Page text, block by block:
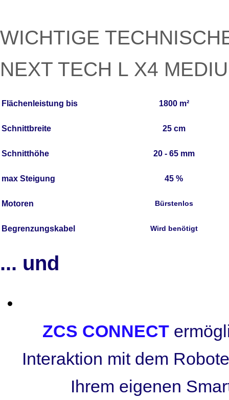
WICHTIGE
NEXT TECH L X4
Flächenleistung bis 1800 m²
Schnittbreite 25 cm
Schnitthöhe 20 - 65 mm
max Steigung 45 %
Motoren Bürstenlos
Begrenzungskabel Wird benötigt
... und
ZCS CONNECT
Interaktion mit dem
Ihrem eigenen